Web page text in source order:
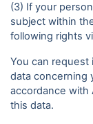
(3) If your
subject within
following rights
You can request
data concerning
accordance with
this data.